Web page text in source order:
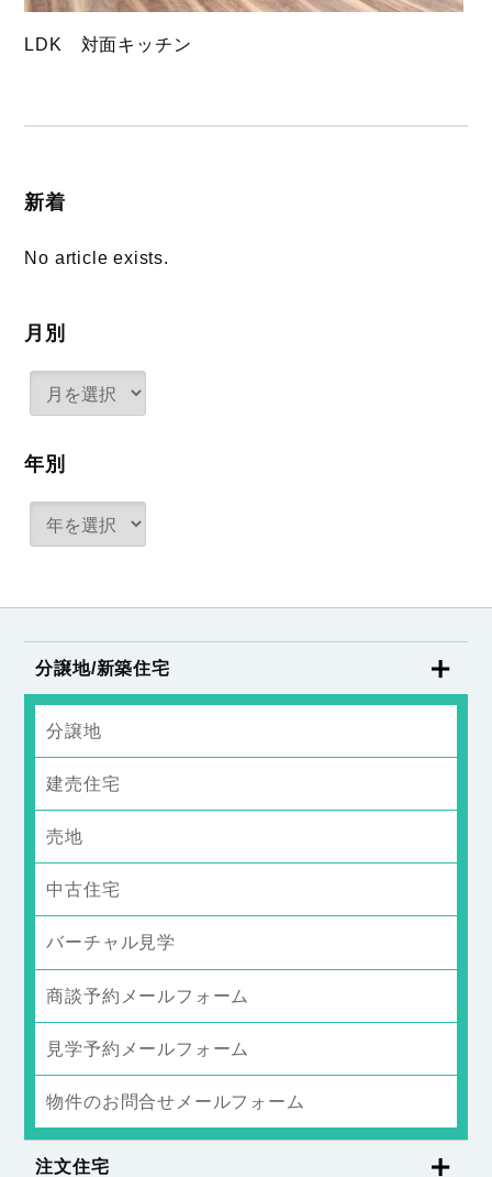
LDK 対面キッチン
新着
No article exists.
月別
年別
分譲地/新築住宅
分譲地
建売住宅
売地
中古住宅
バーチャル見学
商談予約メールフォーム
見学予約メールフォーム
物件のお問合せメールフォーム
注文住宅